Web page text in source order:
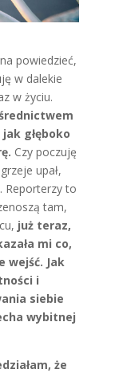
powiedzieć,
w dalekie
w życiu.
głęboko
Czy poczuję
upał,
Reporterzy to
tam,
już teraz,
mi co,
wejść. Jak
i
siebie
wybitnej
że